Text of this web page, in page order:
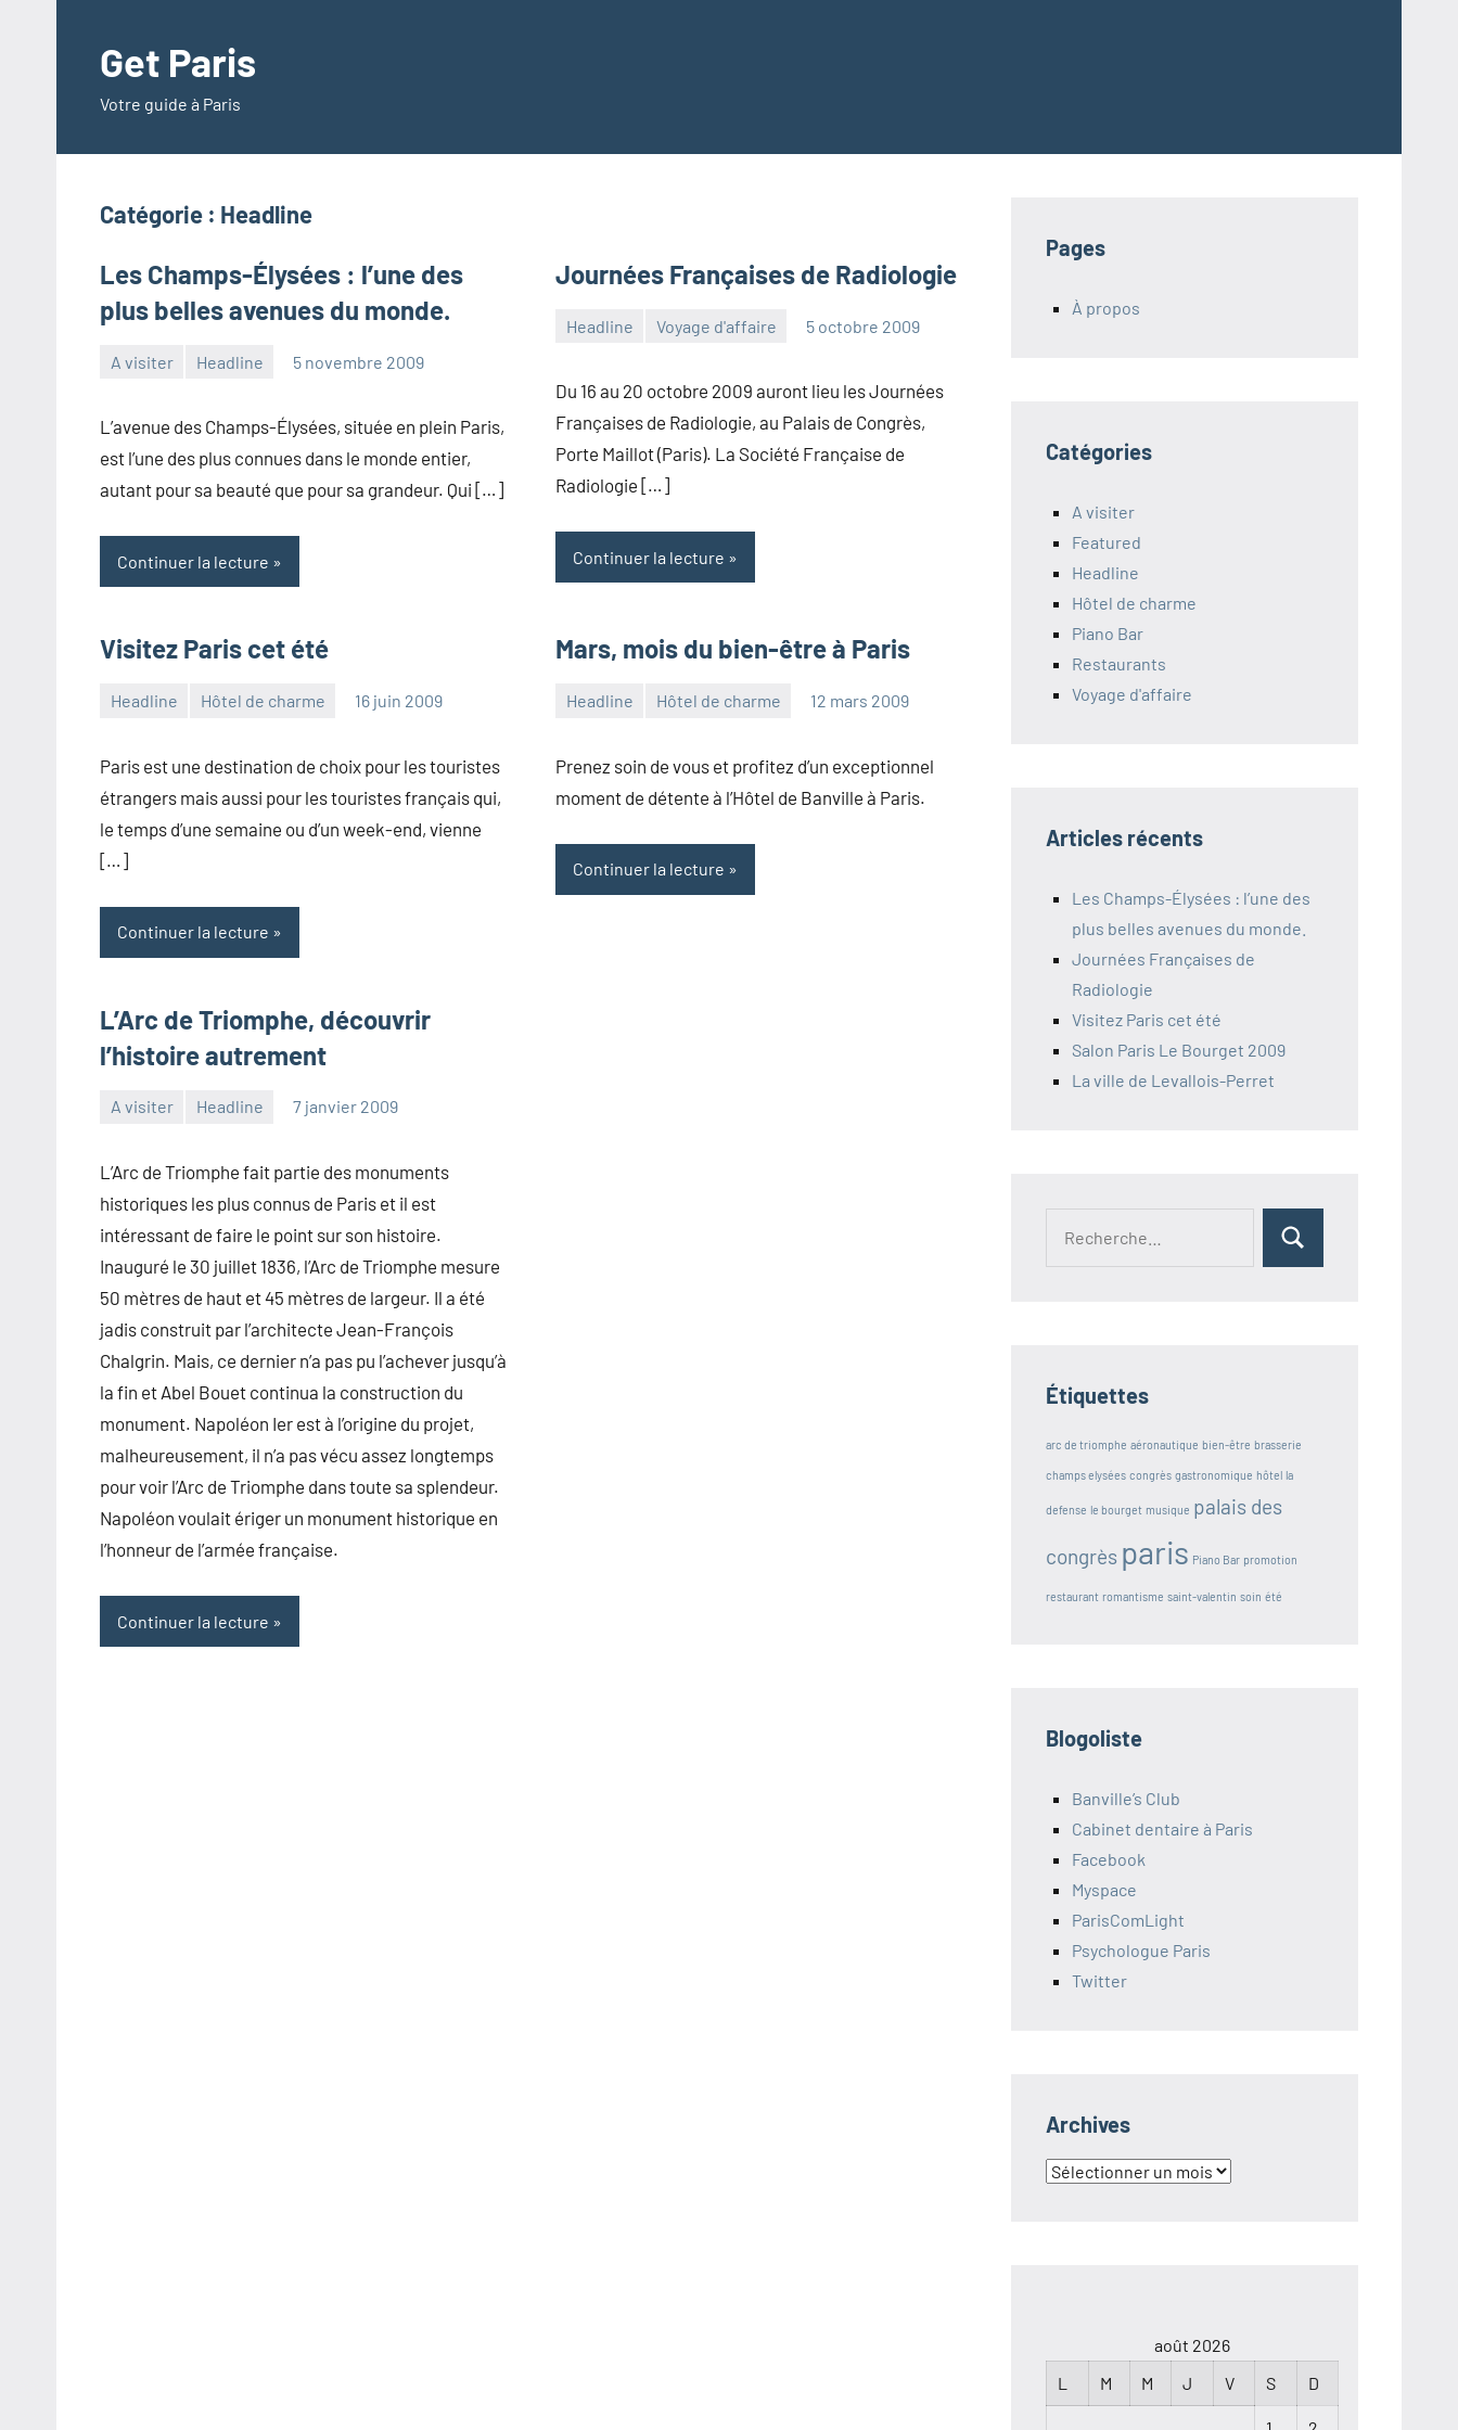
contenuGet Paris
Votre guide à Paris
Catégorie : Headline
Les Champs-Élysées : l’une des
plus belles avenues du monde.
A visiter Headline 5 novembre 2009
L’avenue des Champs-Élysées, située en plein Paris,
est l’une des plus connues dans le monde entier,
autant pour sa beauté que pour sa grandeur. Qui […]
Continuer la lecture
Journées Françaises de Radiologie
Headline Voyage d'affaire 5 octobre 2009
Du 16 au 20 octobre 2009 auront lieu les Journées
Françaises de Radiologie, au Palais de Congrès,
Porte Maillot (Paris). La Société Française de
Radiologie […]
Continuer la lecture
Visitez Paris cet été
Headline Hôtel de charme 16 juin 2009
Paris est une destination de choix pour les touristes
étrangers mais aussi pour les touristes français qui,
le temps d’une semaine ou d’un week-end, vienne
[…]
Continuer la lecture
Mars, mois du bien-être à Paris
Headline Hôtel de charme 12 mars 2009
Prenez soin de vous et profitez d’un exceptionnel
moment de détente à l’Hôtel de Banville à Paris.
Continuer la lecture
L’Arc de Triomphe, découvrir
l’histoire autrement
A visiter Headline 7 janvier 2009
L’Arc de Triomphe fait partie des monuments
historiques les plus connus de Paris et il est
intéressant de faire le point sur son histoire.
Inauguré le 30 juillet 1836, l’Arc de Triomphe mesure
50 mètres de haut et 45 mètres de largeur. Il a été
jadis construit par l’architecte Jean-François
Chalgrin. Mais, ce dernier n’a pas pu l’achever jusqu’à
la fin et Abel Bouet continua la construction du
monument. Napoléon Ier est à l’origine du projet,
malheureusement, il n’a pas vécu assez longtemps
pour voir l’Arc de Triomphe dans toute sa splendeur.
Napoléon voulait ériger un monument historique en
l’honneur de l’armée française.
Continuer la lecture
Pages
À propos
Catégories
A visiter
Featured
Headline
Hôtel de charme
Piano Bar
Restaurants
Voyage d'affaire
Articles récents
Les Champs-Élysées : l’une des
plus belles avenues du monde.
Journées Françaises de
Radiologie
Visitez Paris cet été
Salon Paris Le Bourget 2009
La ville de Levallois-Perret
Étiquettes
arc de triomphe aéronautique bien-être brasserie
champs elysées congrès gastronomique hôtel la
defense le bourget musique palais des
congrès paris Piano Bar promotion
restaurant romantisme saint-valentin soin été
Blogoliste
Banville’s Club
Cabinet dentaire à Paris
Facebook
Myspace
ParisComLight
Psychologue Paris
Twitter
Archives
Archives
août 2026
L
M M J V S D